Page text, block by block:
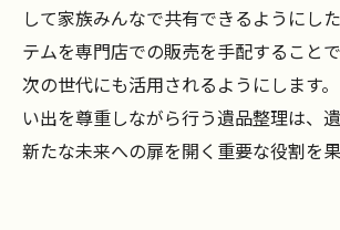
して家族みんなで共有できるようにし
テムを専門店での販売を手配すること
次の世代にも活用されるようにします
い出を尊重しながら行う遺品整理は、
新たな未来への扉を開く重要な役割を果